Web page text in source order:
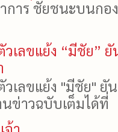
าร ชัยชนะบนกอ
เลขแย้ง “มีชัย”
เลขแย้ง "มีชัย"
นข่าวฉบับเต็มได้
จ้า